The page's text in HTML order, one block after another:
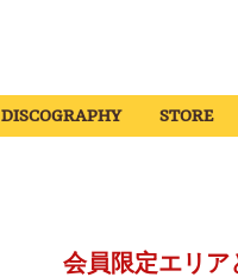
DISCOGRAPHY STORE
会員限定エリア